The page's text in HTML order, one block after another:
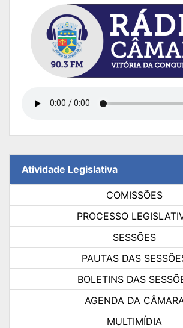
Atividade Legislativa
COMISSÕES
PROCESSO
SESSÕES
PAUTAS DAS
BOLETINS DAS
AGENDA DA
MULTIMÍDIA